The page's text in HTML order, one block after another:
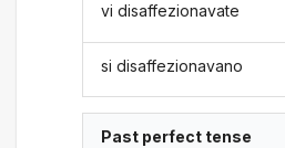
vi disaffezionavate
si disaffezionavano
Past perfect tense